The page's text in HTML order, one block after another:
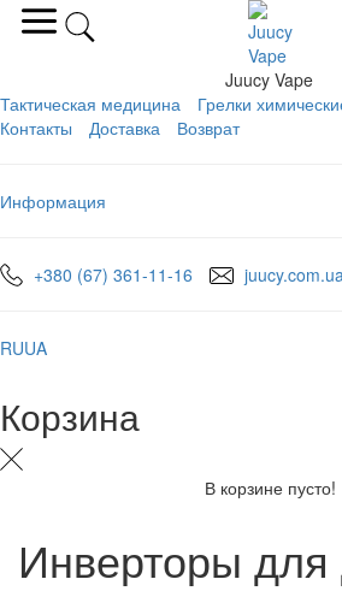
Juucy Vape
Тактическая медицина
Грелки
Контакты
Доставка Возврат
Информация
+380 (67) 361-11-16
RUUA
Корзина
В корзине пусто!
Инверторы